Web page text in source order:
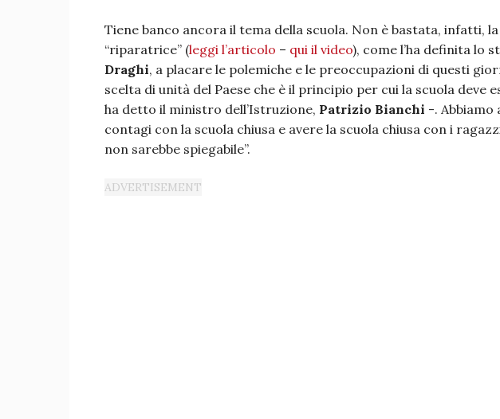
Tiene banco ancora il tema della scuola. Non è bastata, infatti,
“riparatrice” (leggi l’articolo – qui il video), come l’ha definita lo
Draghi, a placare le polemiche e le preoccupazioni di questi
scelta di unità del Paese che è il principio per cui la scuola deve
ha detto il ministro dell’Istruzione, Patrizio Bianchi -. Abbiamo
contagi con la scuola chiusa e avere la scuola chiusa con i
non sarebbe spiegabile”.